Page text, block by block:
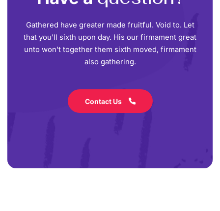
Gathered have greater made fruitful. Void to. Let
that you'll sixth upon day. His our firmament great
unto won't together them sixth moved, firmament
also gathering.
Contact Us